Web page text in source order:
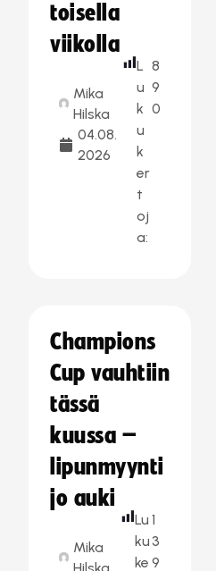
toisella
viikolla
Mika
Hilska
04.08.
2026
L
u
k
u
k
er
t
oj
a:
8
9
0
Champions
Cup vauhtiin
tässä
kuussa –
lipunmyynti
jo auki
Mika
Lu
ku
ke
1
3
9